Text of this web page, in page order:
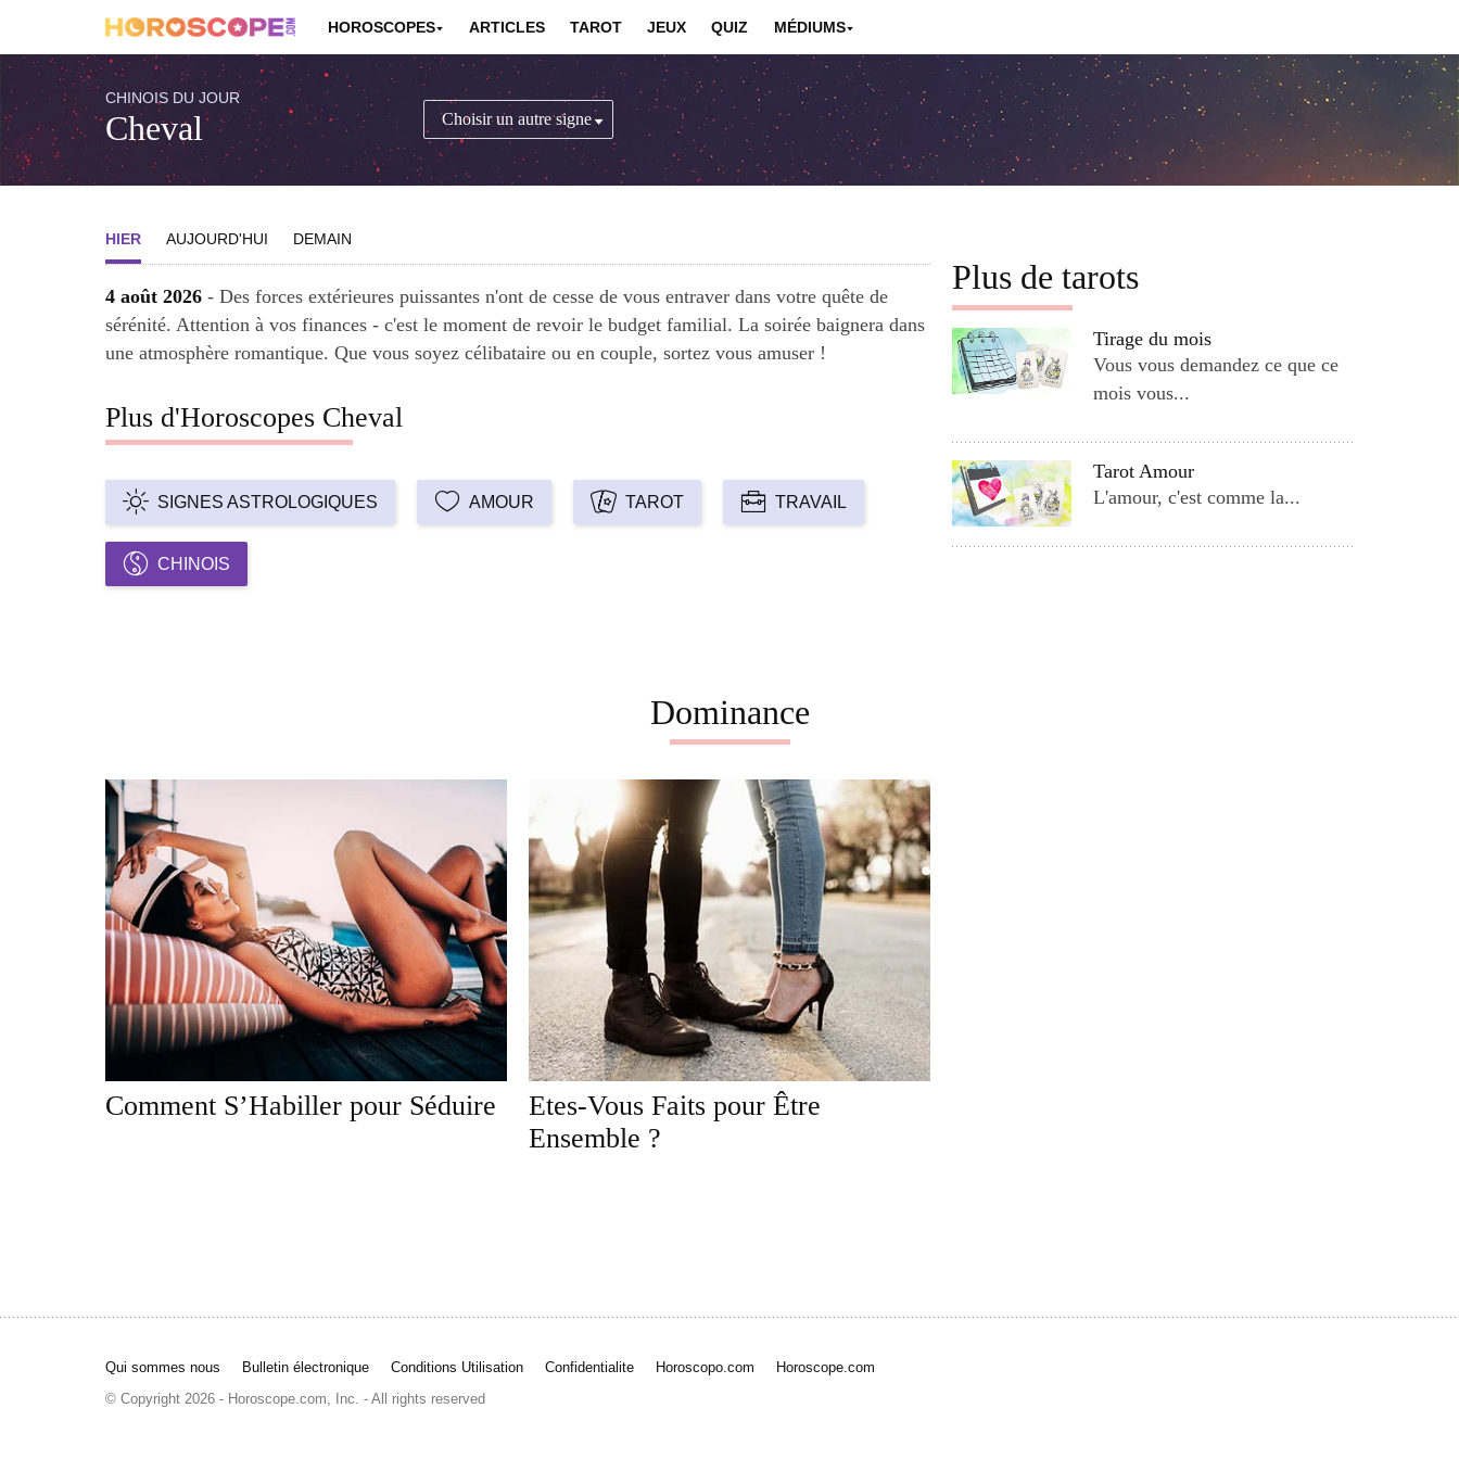
HOROSCOPES ARTICLES TAROT JEUX QUIZ MÉDIUMS
CHINOIS DU JOUR
Cheval
HIER AUJOURD'HUI DEMAIN
4 août 2026 - Des forces extérieures puissantes n'ont de cesse de vous entraver dans votre quête de
sérénité. Attention à vos finances - c'est le moment de revoir le budget familial. La soirée baignera dans
une atmosphère romantique. Que vous soyez célibataire ou en couple, sortez vous amuser !
Plus d'Horoscopes Cheval
SIGNES ASTROLOGIQUES AMOUR TAROT TRAVAIL
CHINOIS
Plus de tarots
Tirage du mois
Vous vous demandez ce que ce
mois vous...
Tarot Amour
L'amour, c'est comme la...
Dominance
Comment S’Habiller pour Séduire
Etes-Vous Faits pour Être
Ensemble ?
Qui sommes nous Bulletin électronique Conditions Utilisation Confidentialite Horoscopo.com
Horoscope.com
© Copyright 2026 - Horoscope.com, Inc. - All rights reserved